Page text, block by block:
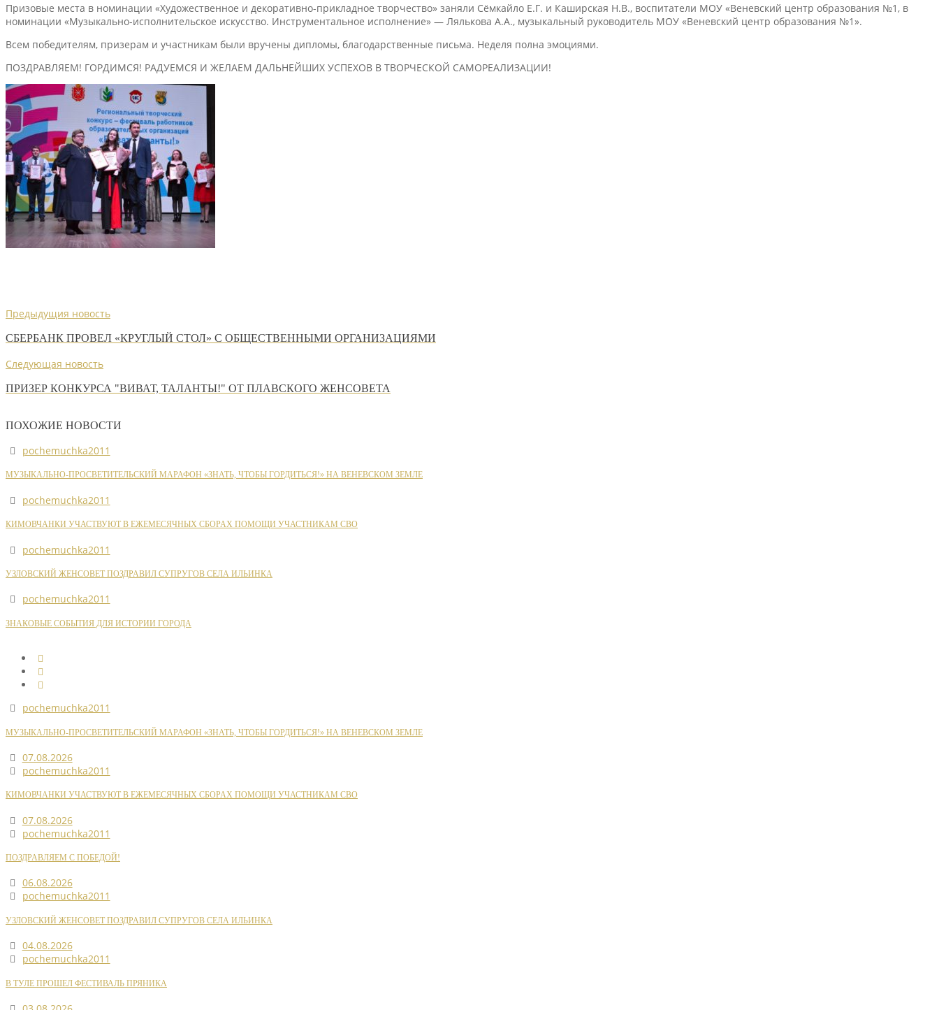
Призовые места в номинации «Художественное и декоративно-прикладное творчество» заняли Сёмкайло Е.Г. и Каширская Н.В., воспитатели МОУ «Веневский центр образования №1, в
номинации «Музыкально-исполнительское искусство. Инструментальное исполнение» — Лялькова А.А., музыкальный руководитель МОУ «Веневский центр образования №1».
Всем победителям, призерам и участникам были вручены дипломы, благодарственные письма. Неделя полна эмоциями.
ПОЗДРАВЛЯЕМ! ГОРДИМСЯ! РАДУЕМСЯ И ЖЕЛАЕМ ДАЛЬНЕЙШИХ УСПЕХОВ В ТВОРЧЕСКОЙ САМОРЕАЛИЗАЦИИ!
Предыдущия новость
СБЕРБАНК ПРОВЕЛ «КРУГЛЫЙ СТОЛ» С ОБЩЕСТВЕННЫМИ ОРГАНИЗАЦИЯМИ
Следующая новость
ПРИЗЕР КОНКУРСА "ВИВАТ, ТАЛАНТЫ!" ОТ ПЛАВСКОГО ЖЕНСОВЕТА
ПОХОЖИЕ НОВОСТИ
pochemuchka2011
МУЗЫКАЛЬНО-ПРОСВЕТИТЕЛЬСКИЙ МАРАФОН «ЗНАТЬ, ЧТОБЫ ГОРДИТЬСЯ!» НА ВЕНЕВСКОМ ЗЕМЛЕ
pochemuchka2011
КИМОВЧАНКИ УЧАСТВУЮТ В ЕЖЕМЕСЯЧНЫХ СБОРАХ ПОМОЩИ УЧАСТНИКАМ СВО
pochemuchka2011
УЗЛОВСКИЙ ЖЕНСОВЕТ ПОЗДРАВИЛ СУПРУГОВ СЕЛА ИЛЬИНКА
pochemuchka2011
ЗНАКОВЫЕ СОБЫТИЯ ДЛЯ ИСТОРИИ ГОРОДА
pochemuchka2011
МУЗЫКАЛЬНО-ПРОСВЕТИТЕЛЬСКИЙ МАРАФОН «ЗНАТЬ, ЧТОБЫ ГОРДИТЬСЯ!» НА ВЕНЕВСКОМ ЗЕМЛЕ
07.08.2026
pochemuchka2011
КИМОВЧАНКИ УЧАСТВУЮТ В ЕЖЕМЕСЯЧНЫХ СБОРАХ ПОМОЩИ УЧАСТНИКАМ СВО
07.08.2026
pochemuchka2011
ПОЗДРАВЛЯЕМ С ПОБЕДОЙ!
06.08.2026
pochemuchka2011
УЗЛОВСКИЙ ЖЕНСОВЕТ ПОЗДРАВИЛ СУПРУГОВ СЕЛА ИЛЬИНКА
04.08.2026
pochemuchka2011
В ТУЛЕ ПРОШЕЛ ФЕСТИВАЛЬ ПРЯНИКА